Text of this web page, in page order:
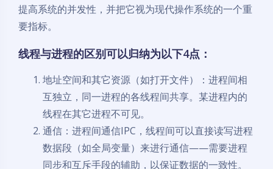
提高系统的并发性，并把它视为现代操作系统的一个重
要指标。
线程与进程的区别可以归纳为以下4点：
地址空间和其它资源（如打开文件）：进程间相
互独立，同一进程的各线程间共享。某进程内的
线程在其它进程不可见。
通信：进程间通信IPC，线程间可以直接读写进程
数据段（如全局变量）来进行通信——需要进程
同步和互斥手段的辅助，以保证数据的一致性。